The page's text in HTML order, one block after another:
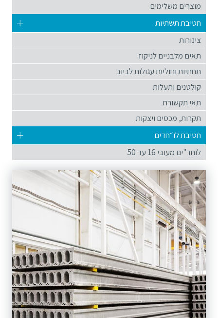
מוצרים משלימים
חטיבת תשתיות
צינורות
תאים מלבניים לניקוז
תחתיות וחוליות עגולות לביוב
קולטנים ותעלות
תאי תקשורת
תקרות, מכסים ויצקות
חטיבת לו״חדים
לוחד"ים מעובי 16 עד 50